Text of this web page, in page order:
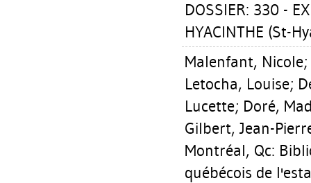
DOSSIER: 330 -
HYACINTHE (St-
Malenfant, Nicole;
Letocha, Louise;
Lucette; Doré,
Gilbert, Jean-
Montréal, Qc:
québécois de